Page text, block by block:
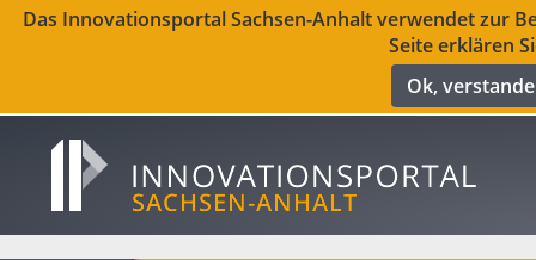
Das Innovationsportal Sachsen-Anhalt verwendet zur
Seite erklären
Ok,